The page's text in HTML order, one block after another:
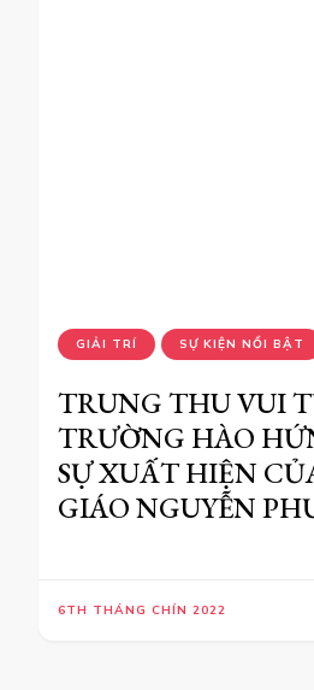
GIẢI TRÍ SỰ KIỆN NỔI BẬT
TRUNG THU VUI
TRƯỜNG HÀO
SỰ XUẤT HIỆN
GIÁO NGUYỄN
6TH THÁNG CHÍN 2022